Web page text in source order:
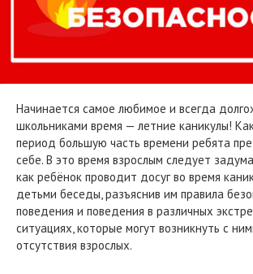
Начинается самое любимое и всегда
школьниками время — летние каникулы!
период большую часть времени ребята
себе. В это время взрослым следует
как ребёнок проводит досуг во время
детьми беседы, разъяснив им правила
поведения и поведения в различных
ситуациях, которые могут возникнуть с
отсутствия взрослых.